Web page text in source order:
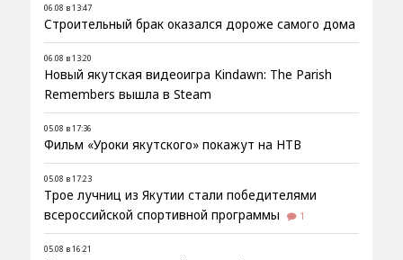
06.08 в 13:47
Строительный брак оказался дороже самого дома
06.08 в 13:20
Новый якутская видеоигра Kindawn: The Parish
Remembers вышла в Steam
05.08 в 17:36
Фильм «Уроки якутского» покажут на НТВ
05.08 в 17:23
Трое лучниц из Якутии стали победителями
всероссийской спортивной программы
1
05.08 в 16:21